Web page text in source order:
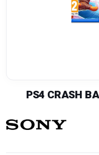
PS4 CRASH